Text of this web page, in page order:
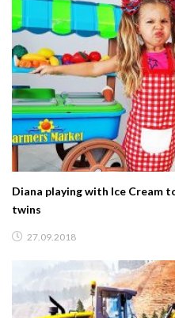
Diana playing with Ice Cream
twins
27.09.2018